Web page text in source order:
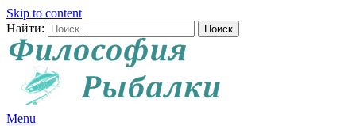
Skip to content
Найти:
Menu